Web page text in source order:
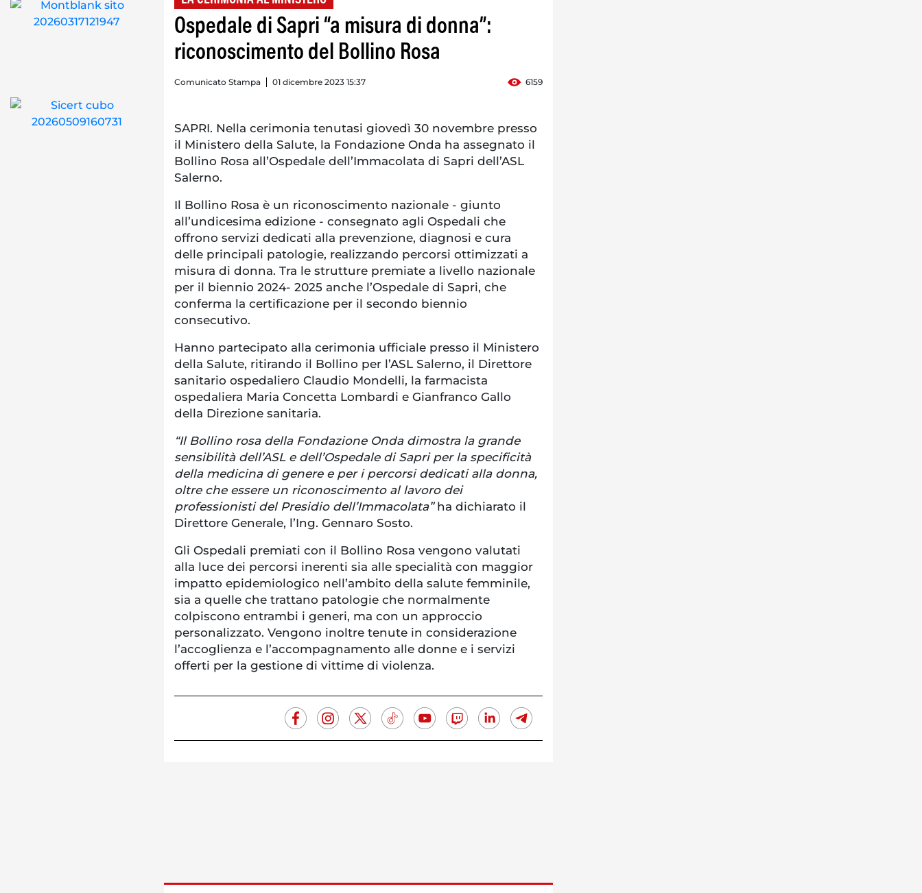
Ospedale di Sapri “a misura di donna”:
riconoscimento del Bollino Rosa
Comunicato Stampa 01 dicembre 2023 15:37 6159
SAPRI. Nella cerimonia tenutasi giovedì 30 novembre presso
il Ministero della Salute, la Fondazione Onda ha assegnato il
Bollino Rosa all’Ospedale dell’Immacolata di Sapri dell’ASL
Salerno.
Il Bollino Rosa è un riconoscimento nazionale - giunto
all’undicesima edizione - consegnato agli Ospedali che
offrono servizi dedicati alla prevenzione, diagnosi e cura
delle principali patologie, realizzando percorsi ottimizzati a
misura di donna. Tra le strutture premiate a livello nazionale
per il biennio 2024- 2025 anche l’Ospedale di Sapri, che
conferma la certificazione per il secondo biennio
consecutivo.
Hanno partecipato alla cerimonia ufficiale presso il Ministero
della Salute, ritirando il Bollino per l’ASL Salerno, il Direttore
sanitario ospedaliero Claudio Mondelli, la farmacista
ospedaliera Maria Concetta Lombardi e Gianfranco Gallo
della Direzione sanitaria.
“Il Bollino rosa della Fondazione Onda dimostra la grande
sensibilità dell’ASL e dell’Ospedale di Sapri per la specificità
della medicina di genere e per i percorsi dedicati alla donna,
oltre che essere un riconoscimento al lavoro dei
professionisti del Presidio dell’Immacolata”ha dichiarato il
Direttore Generale, l’Ing. Gennaro Sosto.
Gli Ospedali premiati con il Bollino Rosa vengono valutati
alla luce dei percorsi inerenti sia alle specialità con maggior
impatto epidemiologico nell’ambito della salute femminile,
sia a quelle che trattano patologie che normalmente
colpiscono entrambi i generi, ma con un approccio
personalizzato. Vengono inoltre tenute in considerazione
l’accoglienza e l’accompagnamento alle donne e i servizi
offerti per la gestione di vittime di violenza.